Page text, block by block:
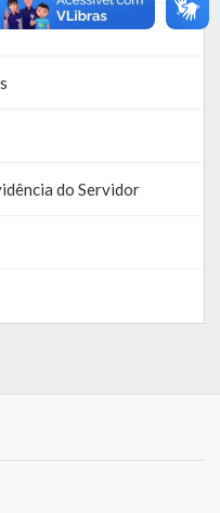
| Audiência Pública
do Servidor